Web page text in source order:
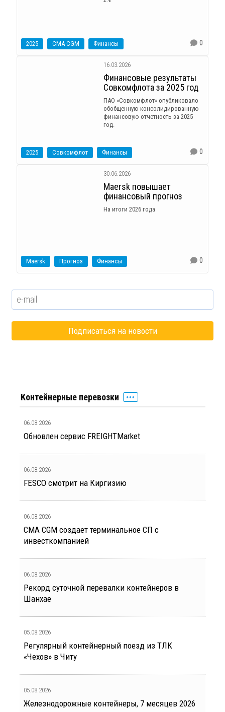
2025 CMA CGM Финансы 0
16.03.2026
Финансовые результаты
Совкомфлота за 2025 год
ПАО «Совкомфлот» опубликовало
обобщенную консолидированную
финансовую отчетность за 2025
год.
2025 Совкомфлот Финансы 0
30.06.2026
Maersk повышает
финансовый прогноз
На итоги 2026 года
Maersk Прогноз Финансы 0
Контейнерные перевозки
06.08.2026
Обновлен сервис FREIGHTMarket
06.08.2026
FESCO смотрит на Киргизию
06.08.2026
CMA CGM создает терминальное СП с
инвесткомпанией
06.08.2026
Рекорд суточной перевалки контейнеров в
Шанхае
05.08.2026
Регулярный контейнерный поезд из ТЛК
«Чехов» в Читу
05.08.2026
Железнодорожные контейнеры, 7 месяцев 2026